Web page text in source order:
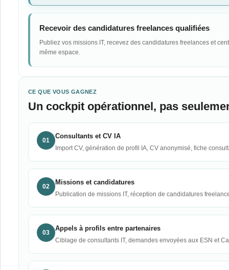
Recevoir des candidatures freelances qualifiées
Publiez vos missions IT, recevez des candidatures freelances et
même espace.
CE QUE VOUS GAGNEZ
Un cockpit opérationnel, pas
01
Consultants et CV IA
Import CV, génération de profil IA, CV anonymisé, fiche
02
Missions et candidatures
Publication de missions IT, réception de candidatures
03
Appels à profils entre partenaires
Ciblage de consultants IT, demandes envoyées aux ESN et